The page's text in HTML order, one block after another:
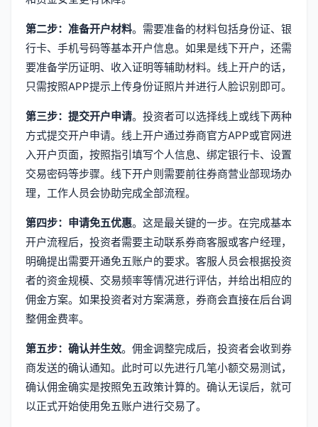
第二步：准备开户材料。需要准备的材料包括身份证、银
行卡、手机号码等基本开户信息。如果是线下开户，还需
要准备学历证明、收入证明等辅助材料。线上开户的话，
只需按照APP提示上传身份证照片并进行人脸识别即可。
第三步：提交开户申请。投资者可以选择线上或线下两种
方式提交开户申请。线上开户通过券商官方APP或官网进
入开户页面，按照指引填写个人信息、绑定银行卡、设置
交易密码等步骤。线下开户则需要前往券商营业部现场办
理，工作人员会协助完成全部流程。
第四步：申请免五优惠。这是最关键的一步。在完成基本
开户流程后，投资者需要主动联系券商客服或客户经理，
明确提出需要开通免五账户的要求。客服人员会根据投资
者的资金规模、交易频率等情况进行评估，并给出相应的
佣金方案。如果投资者对方案满意，券商会直接在后台调
整佣金费率。
第五步：确认并生效。佣金调整完成后，投资者会收到券
商发送的确认通知。此时可以先进行几笔小额交易测试，
确认佣金确实是按照免五政策计算的。确认无误后，就可
以正式开始使用免五账户进行交易了。